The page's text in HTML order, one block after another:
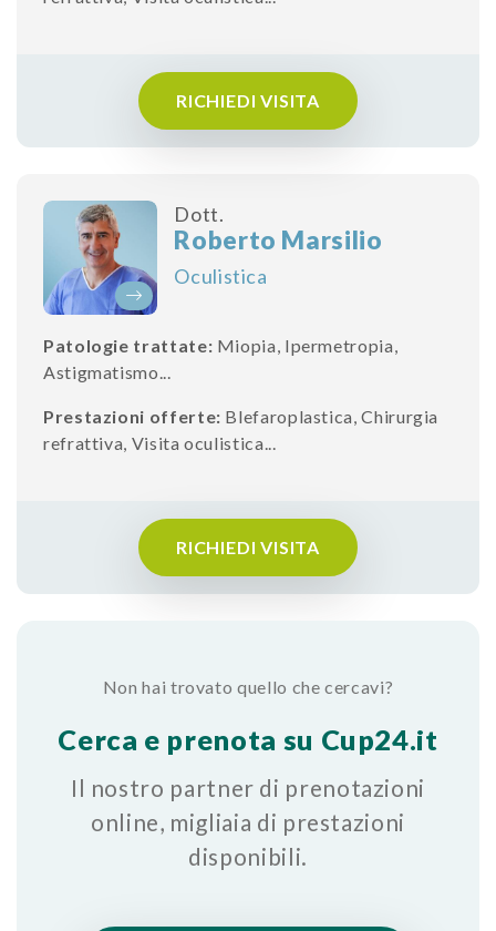
RICHIEDI VISITA
Dott.
Roberto Marsilio
Oculistica
Patologie trattate: Miopia, Ipermetropia,
Astigmatismo...
Prestazioni offerte: Blefaroplastica,Chirurgia
refrattiva, Visita oculistica...
RICHIEDI VISITA
Non hai trovato quello che cercavi?
Cerca e prenota su Cup24.it
Il nostro partner di prenotazioni
online, migliaia di prestazioni
disponibili.